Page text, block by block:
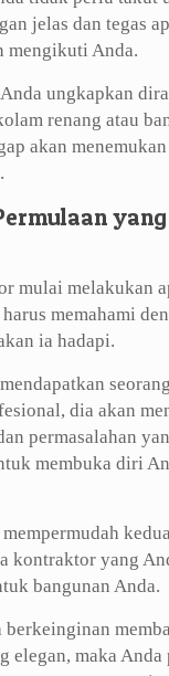
jelas dan tegas
mengikuti Anda.
ungkapkan
renang atau
akan
yang
mulai melakukan
memahami
ia hadapi.
dia akan
permasalahan
membuka diri
kontraktor yang
bangunan Anda.
elegan, maka Anda